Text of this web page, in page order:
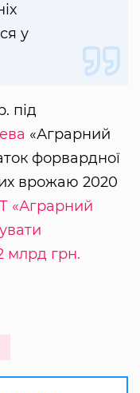
у
під
«Аграрний
форвардної
врожаю 2020
«Аграрний
млрд грн.